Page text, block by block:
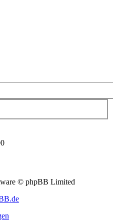
© phpBB Limited